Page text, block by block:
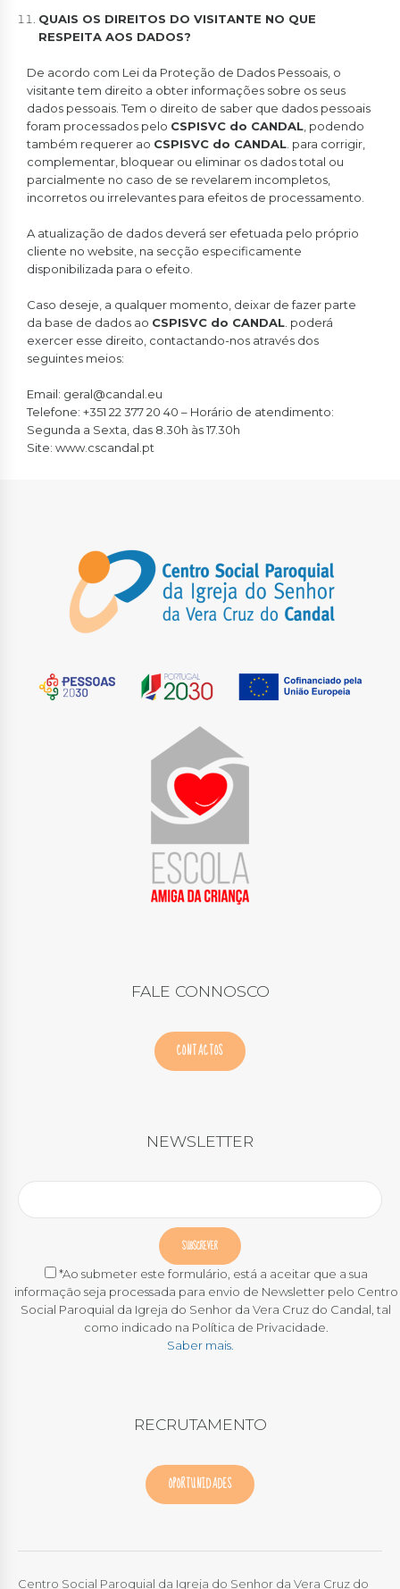
QUAIS OS DIREITOS DO VISITANTE NO QUE
RESPEITA AOS DADOS?
De acordo com Lei da Proteção de Dados Pessoais, o
visitante tem direito a obter informações sobre os seus
dados pessoais. Tem o direito de saber que dados pessoais
foram processados pelo CSPISVC do CANDAL, podendo
também requerer ao CSPISVC do CANDAL. para corrigir,
complementar, bloquear ou eliminar os dados total ou
parcialmente no caso de se revelarem incompletos,
incorretos ou irrelevantes para efeitos de processamento.
A atualização de dados deverá ser efetuada pelo próprio
cliente no website, na secção especificamente
disponibilizada para o efeito.
Caso deseje, a qualquer momento, deixar de fazer parte
da base de dados ao CSPISVC do CANDAL. poderá
exercer esse direito, contactando-nos através dos
seguintes meios:
Email: geral@candal.eu
Telefone: +351 22 377 20 40 – Horário de atendimento:
Segunda a Sexta, das 8.30h às 17.30h
Site: www.cscandal.pt
FALE CONNOSCO
CONTACTOS
NEWSLETTER
*Ao submeter este formulário, está a aceitar que a sua
informação seja processada para envio de Newsletter pelo Centro
Social Paroquial da Igreja do Senhor da Vera Cruz do Candal, tal
como indicado na Política de Privacidade.
Saber mais.
RECRUTAMENTO
OPORTUNIDADES
Centro Social Paroquial da Igreja do Senhor da Vera Cruz do